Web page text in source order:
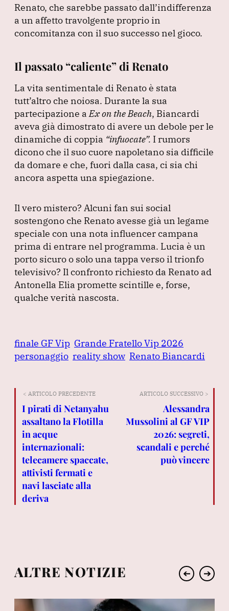
Renato, che sarebbe passato dall’indifferenza
a un affetto travolgente proprio in
concomitanza con il suo successo nel gioco.
Il passato “caliente” di Renato
La vita sentimentale di Renato è stata
tutt’altro che noiosa. Durante la sua
partecipazione a Ex on the Beach, Biancardi
aveva già dimostrato di avere un debole per le
dinamiche di coppia “infuocate”. I rumors
dicono che il suo cuore napoletano sia difficile
da domare e che, fuori dalla casa, ci sia chi
ancora aspetta una spiegazione.
Il vero mistero? Alcuni fan sui social
sostengono che Renato avesse già un legame
speciale con una nota influencer campana
prima di entrare nel programma. Lucia è un
porto sicuro o solo una tappa verso il trionfo
televisivo? Il confronto richiesto da Renato ad
Antonella Elia promette scintille e, forse,
qualche verità nascosta.
finale GF Vip Grande Fratello Vip 2026
personaggio reality show Renato Biancardi
< ARTICOLO PRECEDENTE
I pirati di Netanyahu
assaltano la Flotilla
in acque
internazionali:
telecamere spaccate,
attivisti fermati e
navi lasciate alla
deriva
ARTICOLO SUCCESSIVO >
Alessandra
Mussolini al GF VIP
2026: segreti,
scandali e perché
può vincere
ALTRE NOTIZIE ➔ ➔